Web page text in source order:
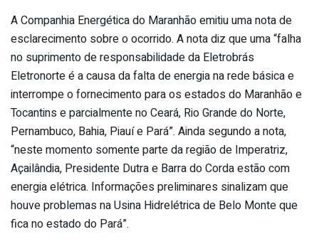
A Companhia Energética do Maranhão emitiu uma nota de
esclarecimento sobre o ocorrido. A nota diz que uma “falha
no suprimento de responsabilidade da Eletrobrás
Eletronorte é a causa da falta de energia na rede básica e
interrompe o fornecimento para os estados do Maranhão e
Tocantins e parcialmente no Ceará, Rio Grande do Norte,
Pernambuco, Bahia, Piauí e Pará”. Ainda segundo a nota,
“neste momento somente parte da região de Imperatriz,
Açailândia, Presidente Dutra e Barra do Corda estão com
energia elétrica. Informações preliminares sinalizam que
houve problemas na Usina Hidrelétrica de Belo Monte que
fica no estado do Pará”.